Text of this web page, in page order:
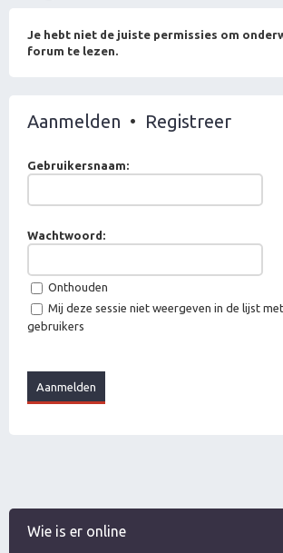
Je hebt niet de juiste permissies om
forum te lezen.
Aanmelden • Registreer
Gebruikersnaam:
Wachtwoord:
Onthouden
Mij deze sessie niet weergeven in de lijst
gebruikers
Wie is er online